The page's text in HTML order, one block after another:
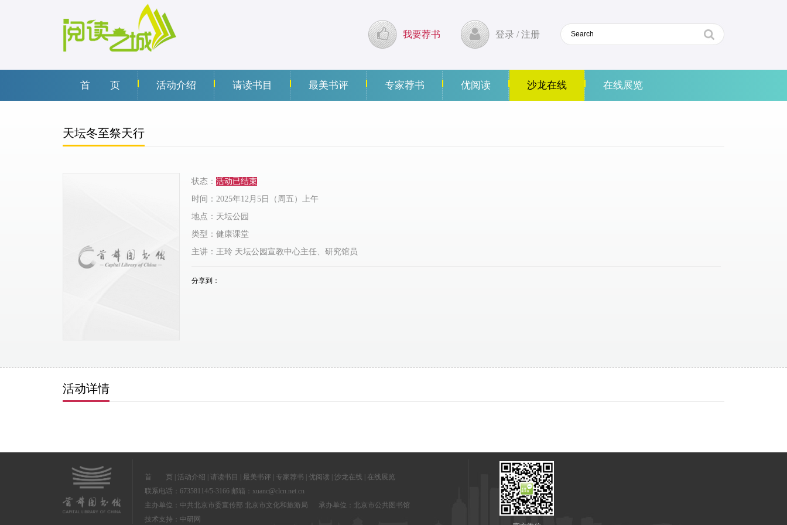
我要荐书 登录 /注册
首 页 活动介绍 请读书目 最美书评 专家荐书 优阅读 沙龙在线 在线展览
天坛冬至祭天行
状态： 活动已结束
时间：2025年12月5日（周五）上午
地点：天坛公园
类型：健康课堂
主讲：王玲 天坛公园宣教中心主任、研究馆员
分享到：
活动详情
首 页 活动介绍 请读书目 最美书评 专家荐书 优阅读 沙龙在线
在线展览
联系电话：67358114/5-3166 邮箱：xuanc@clcn.net.cn
主办单位：中共北京市委宣传部 北京市文化和旅游局 承办单位：北京市公共图书馆
技术支持： 中研网